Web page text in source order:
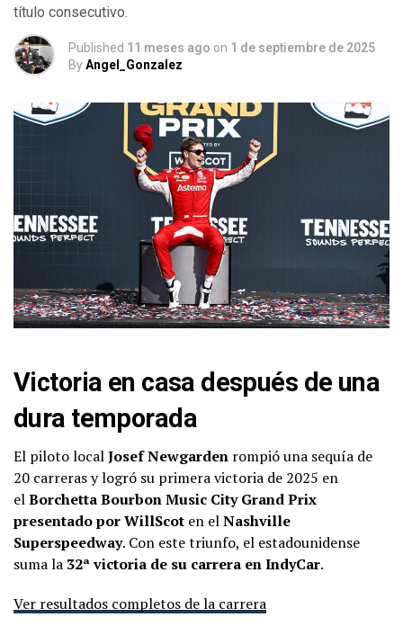
título consecutivo.
Published 11 meses ago on 1 de septiembre de 2025
ByAngel_Gonzalez
Victoria en casa después de una
dura temporada
El piloto localJosef Newgarden rompió una sequía de
20 carreras y logró su primera victoria de 2025 en
elBorchetta Bourbon Music City Grand Prix
presentado por WillScot en elNashville
Superspeedway. Con este triunfo, el estadounidense
suma la 32ª victoria de su carrera en IndyCar.
Ver resultados completos de la carrera